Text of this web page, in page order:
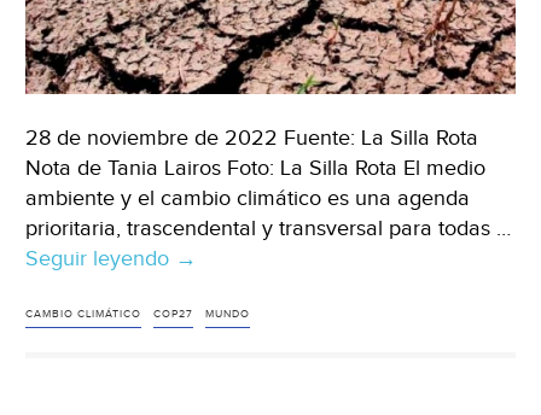
28 de noviembre de 2022 Fuente: La Silla Rota
Nota de Tania Lairos Foto: La Silla Rota El medio
ambiente y el cambio climático es una agenda
prioritaria, trascendental y transversal para todas …
Seguir leyendo Mundo
El
→
CAMBIO CLIMÁTICO COP27 MUNDO